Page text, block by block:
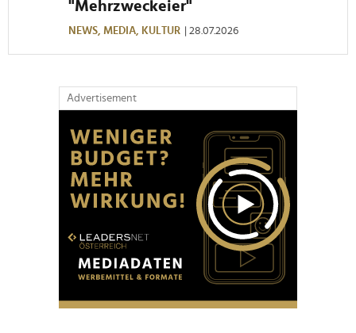
"Mehrzweckeier"
NEWS, MEDIA, KULTUR | 28.07.2026
Advertisement